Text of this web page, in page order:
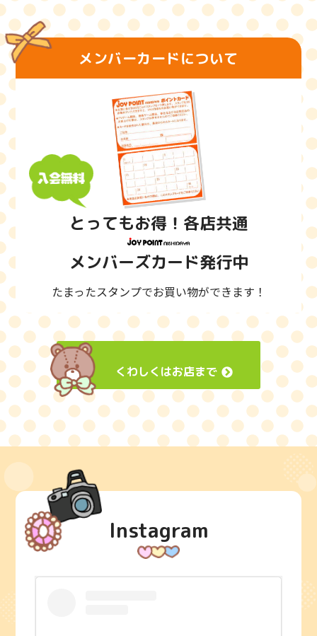
メンバーカードについて
とってもお得！各店共通
メンバーズカード発行中
たまったスタンプでお買い物ができます！
くわしくはお店まで
Instagram